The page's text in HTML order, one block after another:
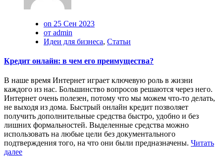
on 25 Сен 2023
от admin
Идеи для бизнеса, Статьи
Кредит онлайн: в чем его преимущества?
В наше время Интернет играет ключевую роль в жизни
каждого из нас. Большинство вопросов решаются через него.
Интернет очень полезен, потому что мы можем что-то делать,
не выходя из дома. Быстрый онлайн кредит позволяет
получить дополнительные средства быстро, удобно и без
лишних формальностей. Выделенные средства можно
использовать на любые цели без документального
подтверждения того, на что они были предназначены. Читать
далее